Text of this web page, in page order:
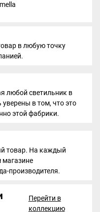
в любую точку
любой светильник в
в том, что это
этой фабрики.
товар. На каждый
магазине
производителя.
Перейти в
коллекцию